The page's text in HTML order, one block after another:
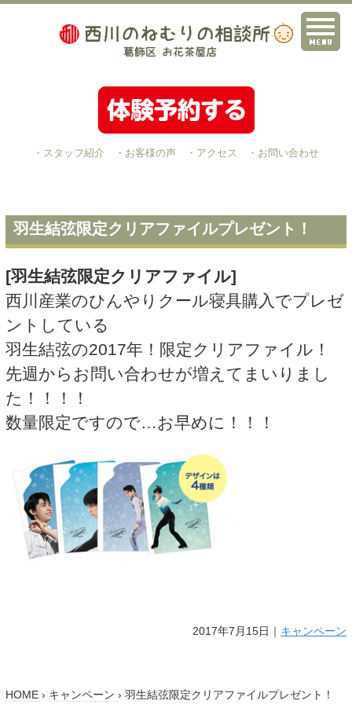
・スタッフ紹介 ・お客様の声 ・アクセス ・お問い合わせ
羽生結弦限定クリアファイルプレゼント！
[羽生結弦限定クリアファイル]
西川産業のひんやりクール寝具購入でプレゼ
ントしている
羽生結弦の2017年！限定クリアファイル！
先週からお問い合わせが増えてまいりまし
た！！！！
数量限定ですので…お早めに！！！
2017年7月15日｜ キャンペーン
HOME › キャンペーン › 羽生結弦限定クリアファイルプレゼント！